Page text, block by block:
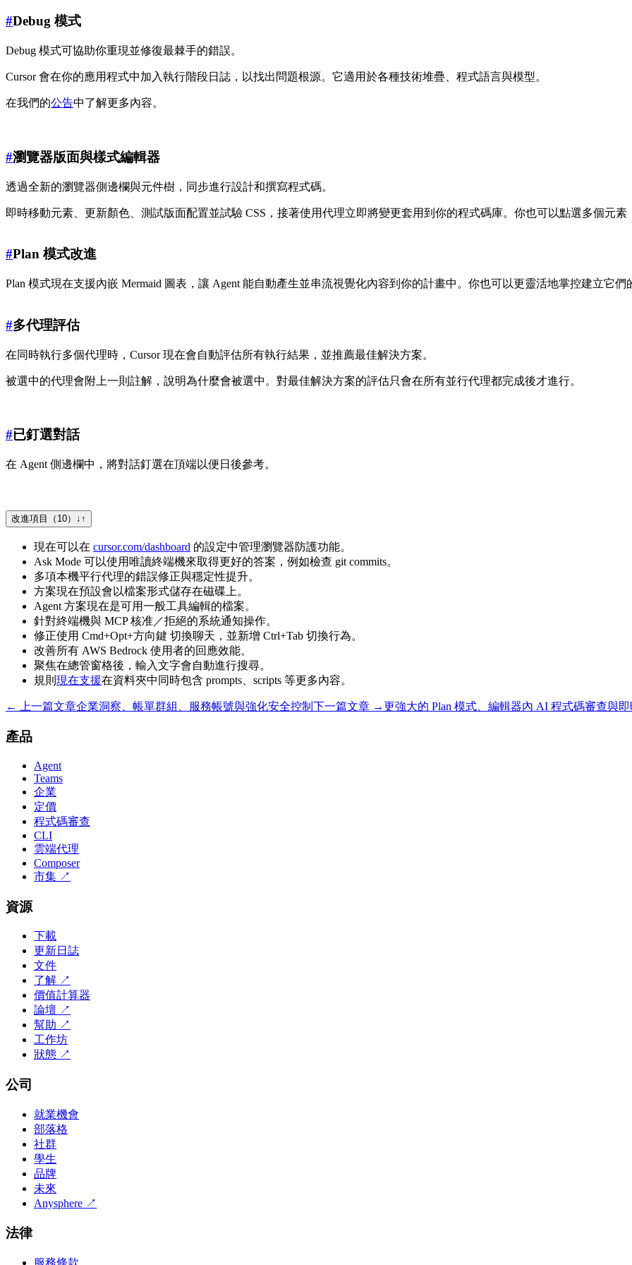
#Debug 模式
Debug 模式可協助你重現並修復最棘手的錯誤。
Cursor 會在你的應用程式中加入執行階段日誌，以找出問題根源。它適用於各種技術堆疊、程式語言與模型。
在我們的公告中了解更多內容。
#瀏覽器版面與樣式編輯器
透過全新的瀏覽器側邊欄與元件樹，同步進行設計和撰寫程式碼。
即時移動元素、更新顏色、測試版面配置並試驗 CSS，接著使用代理立即將變更套用到你的程式碼庫。你也可以點選多個元
#Plan 模式改進
Plan 模式現在支援內嵌 Mermaid 圖表，讓 Agent 能自動產生並串流視覺化內容到你的計畫中。你也可以更靈活地掌控建立它
#多代理評估
在同時執行多個代理時，Cursor 現在會自動評估所有執行結果，並推薦最佳解決方案。
被選中的代理會附上一則註解，說明為什麼會被選中。對最佳解決方案的評估只會在所有並行代理都完成後才進行。
#已釘選對話
在 Agent 側邊欄中，將對話釘選在頂端以便日後參考。
改進項目（10） ↓ ↑
現在可以在 cursor.com/dashboard 的設定中管理瀏覽器防護功能。
Ask Mode 可以使用唯讀終端機來取得更好的答案，例如檢查 git commits。
多項本機平行代理的錯誤修正與穩定性提升。
方案現在預設會以檔案形式儲存在磁碟上。
Agent 方案現在是可用一般工具編輯的檔案。
針對終端機與 MCP 核准／拒絕的系統通知操作。
修正使用 Cmd+Opt+方向鍵 切換聊天，並新增 Ctrl+Tab 切換行為。
改善所有 AWS Bedrock 使用者的回應效能。
聚焦在總管窗格後，輸入文字會自動進行搜尋。
規則 現在支援在資料夾中同時包含 prompts、scripts 等更多內容。
← 上一篇文章企業洞察、帳單群組、服務帳號與強化安全控制 下一篇文章 →更強大的 Plan 模式、編輯器內 AI 程式碼審查與即
產品
Agent
Teams
企業
定價
程式碼審查
CLI
雲端代理
Composer
市集 ↗
資源
下載
更新日誌
文件
了解 ↗
價值計算器
論壇 ↗
幫助 ↗
工作坊
狀態 ↗
公司
就業機會
部落格
社群
學生
品牌
未來
Anysphere ↗
法律